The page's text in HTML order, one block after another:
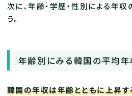
次に、年齢・学歴・性別による年収
う。
年齢別にみる韓国の平均年
韓国の年収は年齢とともに上昇す